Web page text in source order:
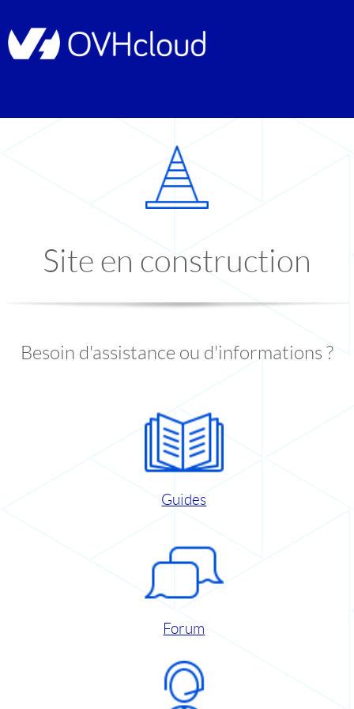
Site en construction
Besoin d'assistance ou d'informations ?
Guides
Forum